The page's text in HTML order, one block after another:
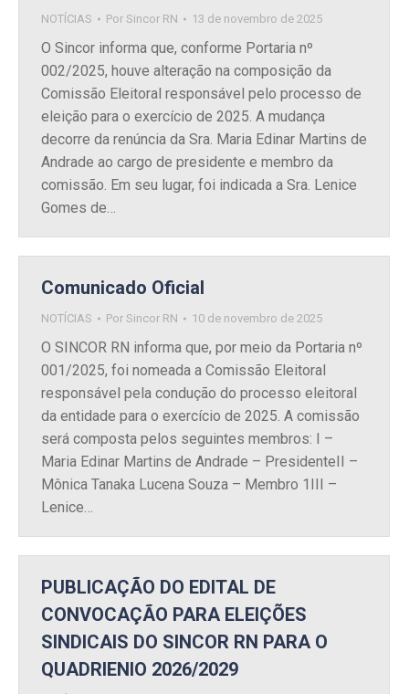
NOTÍCIAS Por Sincor RN 13 de novembro de 2025
O Sincor informa que, conforme Portaria nº
002/2025, houve alteração na composição da
Comissão Eleitoral responsável pelo processo de
eleição para o exercício de 2025. A mudança
decorre da renúncia da Sra. Maria Edinar Martins de
Andrade ao cargo de presidente e membro da
comissão. Em seu lugar, foi indicada a Sra. Lenice
Gomes de…
Comunicado Oficial
NOTÍCIAS Por Sincor RN 10 de novembro de 2025
O SINCOR RN informa que, por meio da Portaria nº
001/2025, foi nomeada a Comissão Eleitoral
responsável pela condução do processo eleitoral
da entidade para o exercício de 2025. A comissão
será composta pelos seguintes membros: I –
Maria Edinar Martins de Andrade – PresidenteII –
Mônica Tanaka Lucena Souza – Membro 1III –
Lenice…
PUBLICAÇÃO DO EDITAL DE
CONVOCAÇÃO PARA ELEIÇÕES
SINDICAIS DO SINCOR RN PARA O
QUADRIENIO 2026/2029